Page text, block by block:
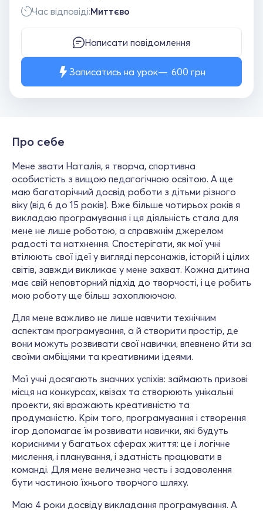
Час відповіді:Миттєво
Написати повідомлення
Записатись на урок 600 грн
Про себе
Мене звати Наталія, я творча, спортивна
особистість з вищою педагогічною освітою. А ще
маю багаторічний досвід роботи з дітьми різного
віку (від 6 до 15 років). Вже більше чотирьох років я
викладаю програмування і ця діяльність стала для
мене не лише роботою, а справжнім джерелом
радості та натхнення. Спостерігати, як мої учні
втілюють свої ідеї у вигляді персонажів, історій і цілих
світів, завжди викликає у мене захват. Кожна дитина
має свій неповторний підхід до творчості, і це робить
мою роботу ще більш захоплюючою.
Для мене важливо не лише навчити технічним
аспектам програмування, а й створити простір, де
вони можуть розвивати свої навички, впевнено йти за
своїми амбіціями та креативними ідеями.
Мої учні досягають значних успіхів: займають призові
місця на конкурсах, квізах та створюють унікальні
проекти, які вражають креативністю та
продуманістю. Крім того, програмування і створення
ігор допомагає їм розвивати навички, які будуть
корисними у багатьох сферах життя: це і логічне
мислення, і планування, і здатність працювати в
команді. Для мене величезна честь і задоволення
бути частиною їхнього творчого шляху.
Маю 4 роки досвіду викладання програмування. А